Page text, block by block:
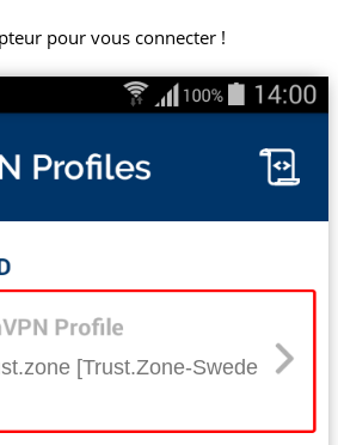
pour vous connecter !
[Trust.Zone-Sweden]